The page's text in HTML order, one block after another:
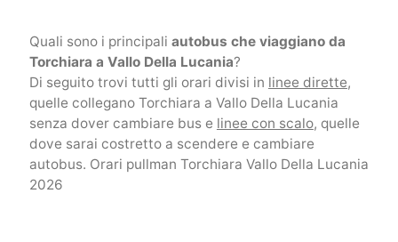
Quali sono i principali autobus che viaggiano da
Torchiara a Vallo Della Lucania?
Di seguito trovi tutti gli orari divisi in linee dirette,
quelle collegano Torchiara a Vallo Della Lucania
senza dover cambiare bus e linee con scalo, quelle
dove sarai costretto a scendere e cambiare
autobus. Orari pullman Torchiara Vallo Della Lucania
2026